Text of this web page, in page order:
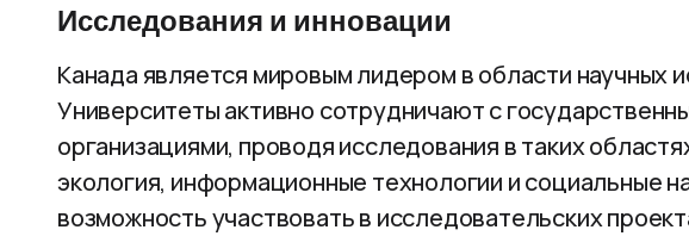
Исследования и инновации
Канада является мировым лидером в области научных
Университеты активно сотрудничают с
организациями, проводя исследования в таких
экология, информационные технологии и социальные
возможность участвовать в исследовательских